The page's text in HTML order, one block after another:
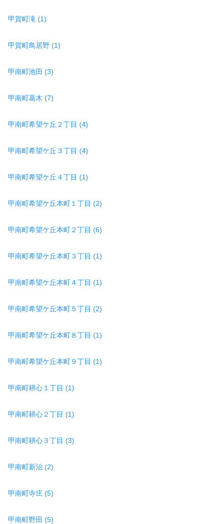
甲賀町滝 (1)
甲賀町鳥居野 (1)
甲南町池田 (3)
甲南町葛木 (7)
甲南町希望ケ丘２丁目 (4)
甲南町希望ケ丘３丁目 (4)
甲南町希望ケ丘４丁目 (1)
甲南町希望ケ丘本町１丁目 (2)
甲南町希望ケ丘本町２丁目 (6)
甲南町希望ケ丘本町３丁目 (1)
甲南町希望ケ丘本町４丁目 (1)
甲南町希望ケ丘本町５丁目 (2)
甲南町希望ケ丘本町８丁目 (1)
甲南町希望ケ丘本町９丁目 (1)
甲南町耕心１丁目 (1)
甲南町耕心２丁目 (1)
甲南町耕心３丁目 (3)
甲南町新治 (2)
甲南町寺庄 (5)
甲南町野田 (5)